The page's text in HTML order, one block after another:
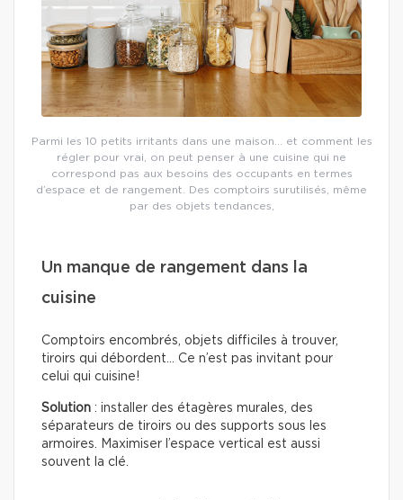
Parmi les 10 petits irritants dans une maison… et comment les
régler pour vrai, on peut penser à une cuisine qui ne
correspond pas aux besoins des occupants en termes
d’espace et de rangement. Des comptoirs surutilisés, même
par des objets tendances,
Un manque de rangement dans la
cuisine
Comptoirs encombrés, objets difficiles à trouver,
tiroirs qui débordent… Ce n’est pas invitant pour
celui qui cuisine!
Solution : installer des étagères murales, des
séparateurs de tiroirs ou des supports sous les
armoires. Maximiser l’espace vertical est aussi
souvent la clé.